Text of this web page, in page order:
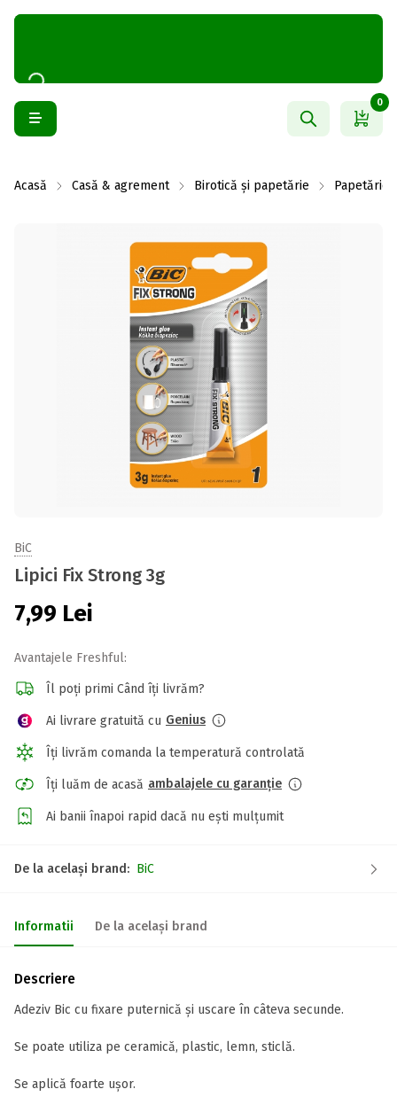
0
Acasă Casă & agrement Birotică și papetărie Papetărie
BiC
Lipici Fix Strong 3g
7,99 Lei
Avantajele Freshful:
Îl poți primi Când îți livrăm?
Ai livrare gratuită cu Genius
Îți livrăm comanda la temperatură controlată
Îți luăm de acasă ambalajele cu garanție
Ai banii înapoi rapid dacă nu ești mulțumit
De la același brand: BiC
Informatii De la același brand
Descriere
Adeziv Bic cu fixare puternică și uscare în câteva secunde.
Se poate utiliza pe ceramică, plastic, lemn, sticlă.
Se aplică foarte ușor.